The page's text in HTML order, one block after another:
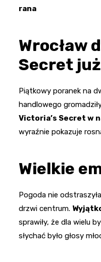
rana
Wrocław
Secret
Piątkowy poranek na
handlowego
Victoria’s Secret w
wyraźnie pokazuje
Wielkie
Pogoda nie
drzwi centrum.
sprawiły, że dla wielu
słychać było głosy